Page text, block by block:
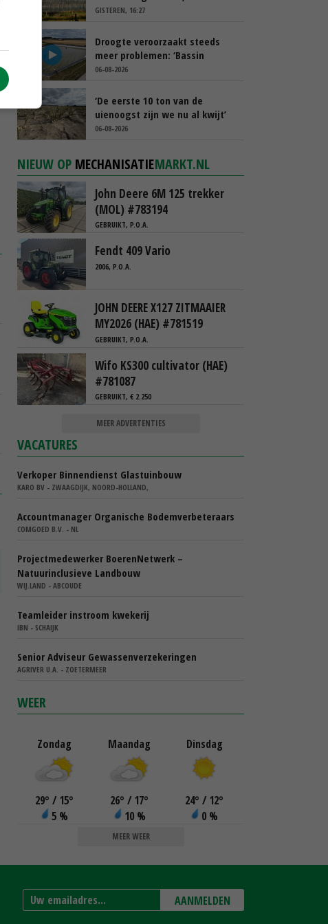
spreekt van ‘ondernemersrisico’
GISTEREN, 16:27
Droogte veroorzaakt steeds
meer problemen: ‘Bassin
afgelopen week al leeg’
06-08-2026
‘De eerste 10 ton van de
uienoogst zijn we nu al kwijt’
06-08-2026
NIEUW OP MECHANISATIEMARKT.NL
John Deere 6M 125 trekker
(MOL) #783194
GEBRUIKT, P.O.A.
Fendt 409 Vario
2006, P.O.A.
JOHN DEERE X127 ZITMAAIER
MY2026 (HAE) #781519
GEBRUIKT, P.O.A.
Wifo KS300 cultivator (HAE)
#781087
GEBRUIKT, € 2.250
MEER ADVERTENTIES
VACATURES
Verkoper Binnendienst Glastuinbouw
KARO BV - ZWAAGDIJK, NOORD-HOLLAND,
Accountmanager Organische Bodemverbeteraars
COMGOED B.V. - NL
Projectmedewerker BoerenNetwerk –
Natuurinclusieve Landbouw
WIJ.LAND - ABCOUDE
Teamleider instroom kwekerij
IBN - SCHAIJK
Senior Adviseur Gewassenverzekeringen
AGRIVER U.A. - ZOETERMEER
WEER
Zondag
29° / 15°
5 %
Maandag
26° / 17°
10 %
Dinsdag
24° / 12°
0 %
MEER WEER
AANMELDEN